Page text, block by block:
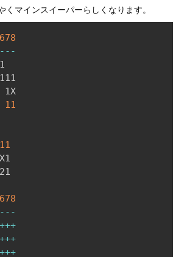
くマインスイーパーらしくなります。
- - -
1X
11
- - -
+++
+++
+++